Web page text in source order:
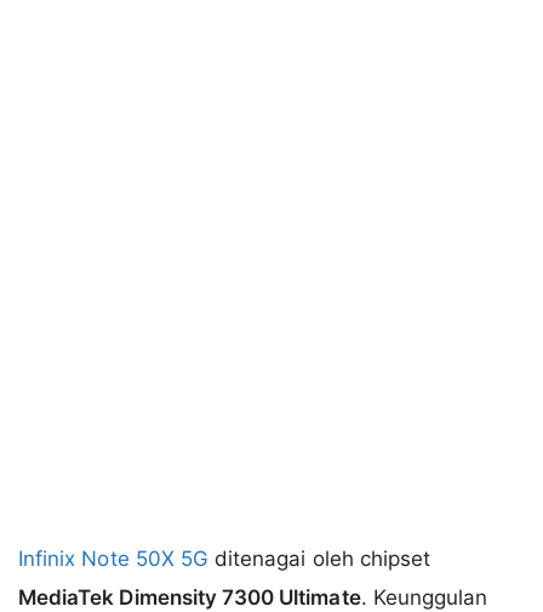
Infinix Note 50X 5G ditenagai oleh chipset
MediaTek Dimensity 7300 Ultimate. Keunggulan